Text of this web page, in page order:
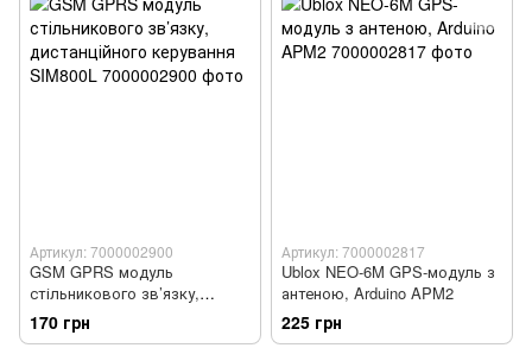
Артикул: 7000002900
GSM GPRS модуль
стільникового зв’язку,
дистанційного керування
SIM800L
170 грн
Артикул: 7000002817
Ublox NEO-6M GPS-модуль з
антеною, Arduino APM2
225 грн